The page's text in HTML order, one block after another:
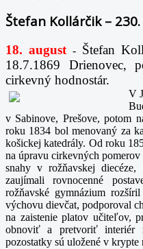
Štefan Kollárčik –
18. august -
Štefan
18.7.1869 Drienovec,
cirkevný hodnostár.
V
v Sabinove, Prešove, potom
roku 1834 bol menovaný za
košickej katedrály. Od roku
na úpravu cirkevných
snahy v rožňavskej
zaujímali rovnocenné
rožňavské gymnázium
výchovu dievčat, podporoval
na zaistenie platov učiteľov,
obnoviť a pretvoriť interiér
pozostatky sú uložené v krypte